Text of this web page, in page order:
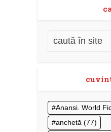
Anansi. World
anchetă (77)